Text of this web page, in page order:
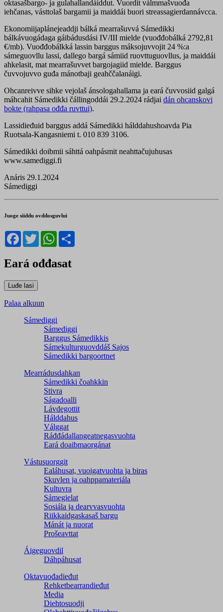
oktasašbargo- ja gulahallandáiddut. Vuordit válmmašvuođa
iehčanas, vásttolaš bargamii ja maiddái buori streassagierdannávcca.
Ekonomiijaplánejeaddji bálká mearrašuvvá Sámedikki
bálkávuogádaga gáibádusdási IV/III mielde (vuođđobálká 2792,81
€/mb). Vuođđobálkká lassin barggus máksojuvvojit 24 %:a
sámeguovllu lassi, dallego bargá sámiid ruovttuguovllus, ja maiddái
ahkelasit, mat mearrašuvvet bargojagiid mielde. Barggus
čuvvojuvvo guđa mánotbaji geahččalanáigi.
Ohcanreivve sihke vejolaš ánsologahallama ja eará čuvvosiid galgá
máhcahit Sámedikki čállingoddái 29.2.2024 rádjai dán ohcanskovi
bokte (rahpasa ođđa ruvttui).
Lassidieđuid barggus addá Sámedikki hálddahushoavda Pia
Ruotsala-Kangasniemi t. 010 839 3106.
Sámedikki doibmii sáhttá oahpásmit neahttačujuhusas
www.samediggi.fi
Anáris 29.1.2024
Sámediggi
Juoge siiddu ovddosguvlui
Facebook
TwitterWhatsApp
Eará ođđasat
Palaa alkuun
Sámediggi
Sámediggi
Barggus Sámedikkis
Sámekulturguovddáš Sajos
Sámedikki bargoortnet
Mearrádusdahkan
Sámedikki čoahkkin
Stivra
Ságadoalli
Lávdegottit
Hálddahus
Válggat
Ráđđádallangeatnegas­vuohta
Eará doaibmaorgánat
Vástusuorggit
Ealáhusat, vuoigatvuohta ja biras
Skuvlen ja oahppamateriála
Kultuvra
Sámegielat
Sosiála ja dearvvasvuohta
Riikkaidgaskasaš bargu
Mánát ja nuorat
Prošeavttat
Áigeguovdil
Dáhpáhusat
Oktavuođadieđut
Rehketbearrandieđut
Media
Diehtosuodji